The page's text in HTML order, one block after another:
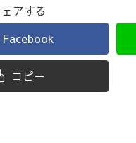
アする
Facebook
コピー